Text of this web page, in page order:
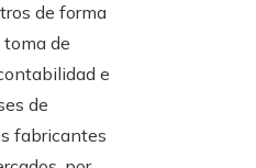
de forma
de
e
de
fabricantes